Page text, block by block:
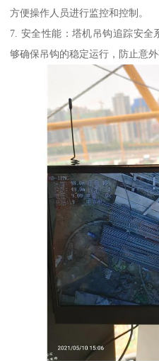
方便操作人员进行监控和控制。
7. 安全性能：塔机吊钩追踪安
够确保吊钩的稳定运行，防止意外